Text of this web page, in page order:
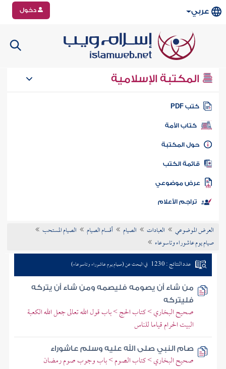
عربي دخول
المكتبة الإسلامية
كتب PDF
كتاب الأمة
المكتبة
الكتب
موضوعي
تراجم الأعلام
العرض الموضوعي العبادات الصيام أقسام الصيام
الصيام المستحب
صيام يوم عاشوراء وتاسوعاء
عدد النتائج : 1230 في البحث عن (صيام يوم عاشوراء وتاسوعاء)
من شاء أن يصومه فليصمه ومن شاء أن يتركه
فليتركه
صحيح البخاري > كتاب الحج > باب قول الله تعالى جعل الله الكعبة
البيت الحرام قياما للناس
صام النبي صلى الله عليه وسلم عاشوراء
صحيح البخاري > كتاب الصوم > باب وجوب صوم رمضان